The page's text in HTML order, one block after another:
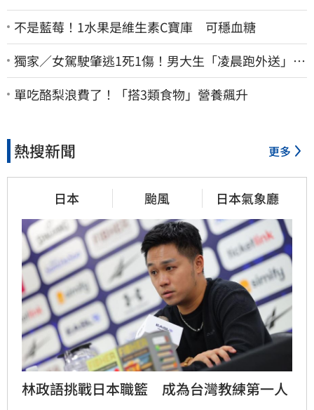
不是藍莓！1水果是維生素C寶庫 可穩血糖
獨家／女駕駛肇逃1死1傷！男大生「凌晨跑外送」挨
撞 媽淚：家快瓦解
單吃酪梨浪費了！「搭3類食物」營養飆升
熱搜新聞 更多
日本 颱風 日本氣象廳
林政語挑戰日本職籃　成為台灣教練第一人